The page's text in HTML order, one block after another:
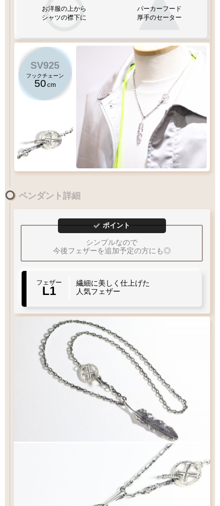
お洋服の上から
シャツの襟下に
パーカーフード
厚手のセーター
SV925
フックチェーン
50 cm
XL LL
S
重量 程よい重さ
Q&A フェザーサイズリスト
×12
アローメディスン
55 50cm 45 40
太目 当店標準
メディスン直径
アロー
mm
スター
15.5 mm
フック タイプ
イーグル
シンプル シンプルS
フックチェーンの長さ
ペンダント詳細
ポイント
シンプルなので
今後フェザーを追加予定の方にも◎
フェザー
L1
繊細に美しく仕上げた
人気フェザー